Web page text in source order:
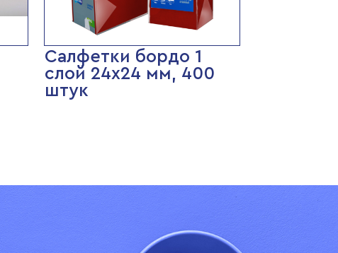
Салфетки бордо 1
слой 24х24 мм, 400
штук